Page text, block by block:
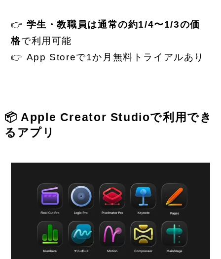
👉 学生・教職員は通常の約1/4〜1/3の価
格で利用可能
👉 App Storeで1か月無料トライアルあり
📦 Apple Creator Studioで利用でき
るアプリ